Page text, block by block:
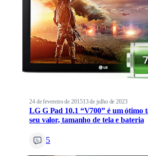
24 de fevereiro de 201513 de julho de 2023
LG G Pad 10.1 “V700” é um ótimo
seu valor, tamanho de tela e bateria
5